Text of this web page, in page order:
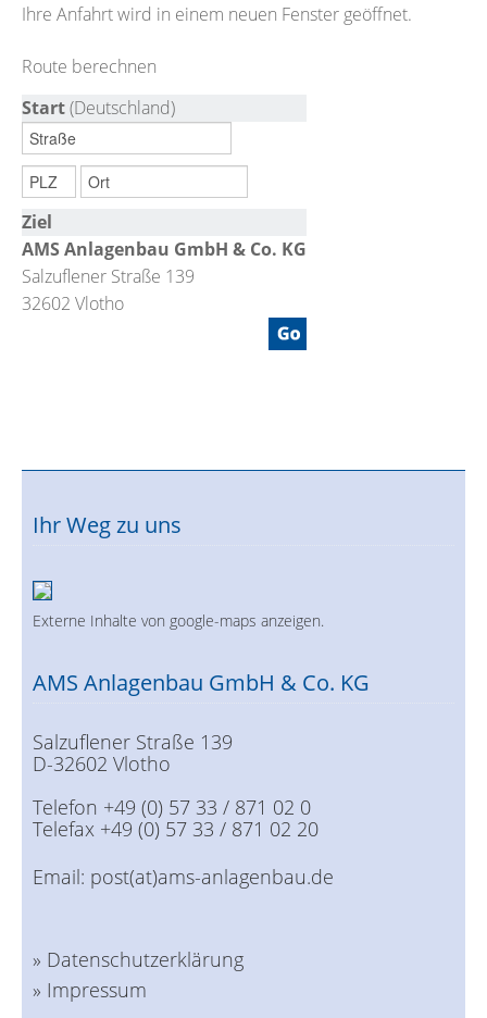
Ihre Anfahrt wird in einem neuen Fenster geöffnet.
Route berechnen
Start(Deutschland)
Ziel
AMS Anlagenbau GmbH & Co. KG
Salzuflener Straße 139
32602 Vlotho
Ihr Weg zu uns
Externe Inhalte von google-maps anzeigen.
AMS Anlagenbau GmbH & Co. KG
Salzuflener Straße 139
D-32602 Vlotho
Telefon +49 (0) 57 33 / 871 02 0
Telefax +49 (0) 57 33 / 871 02 20
Email: post(at)ams-anlagenbau.de
» Datenschutzerklärung
» Impressum